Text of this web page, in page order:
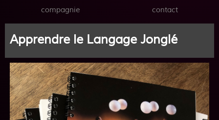
compagnie contact
Apprendre le Langage Jonglé